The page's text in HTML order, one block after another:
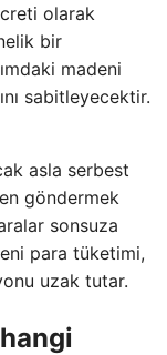
olarak
bir
madeni
sabitleyecektir.
asla serbest
göndermek
sonsuza
para tüketimi,
uzak tutar.